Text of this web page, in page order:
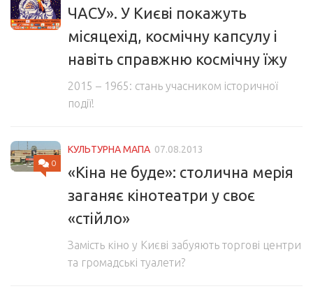
ЧАСУ». У Києві покажуть
місяцехід, космічну капсулу і
навіть справжню космічну їжу
2015 – 1965: стань учасником історичної
події!
0
КУЛЬТУРНА МАПА 07.08.2013
«Кіна не буде»: столична мерія
заганяє кінотеатри у своє
«стійло»
Замість кіно у Києві забуяють торгові центри
та громадські туалети?